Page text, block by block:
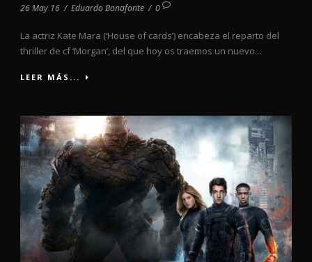
26 May 16 / Eduardo Bonafonte / 0
La actriz Kate Mara (‘House of cards’) encabeza el reparto del
thriller de cf ‘Morgan’, del que hoy os traemos un nuevo...
LEER MÁS...